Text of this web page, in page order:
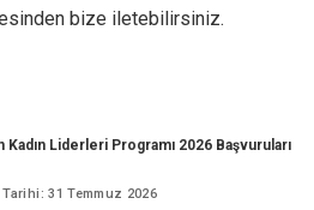
bize iletebilirsiniz.
Kadın Liderleri Programı 2026 Başvuruları
Tarihi: 31 Temmuz 2026